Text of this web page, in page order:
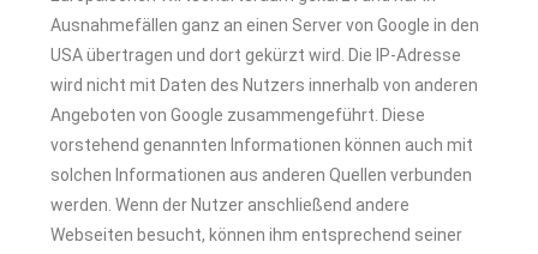
Ausnahmefällen ganz an einen Server von Google in den
USA übertragen und dort gekürzt wird. Die IP-Adresse
wird nicht mit Daten des Nutzers innerhalb von anderen
Angeboten von Google zusammengeführt. Diese
vorstehend genannten Informationen können auch mit
solchen Informationen aus anderen Quellen verbunden
werden. Wenn der Nutzer anschließend andere
Webseiten besucht, können ihm entsprechend seiner